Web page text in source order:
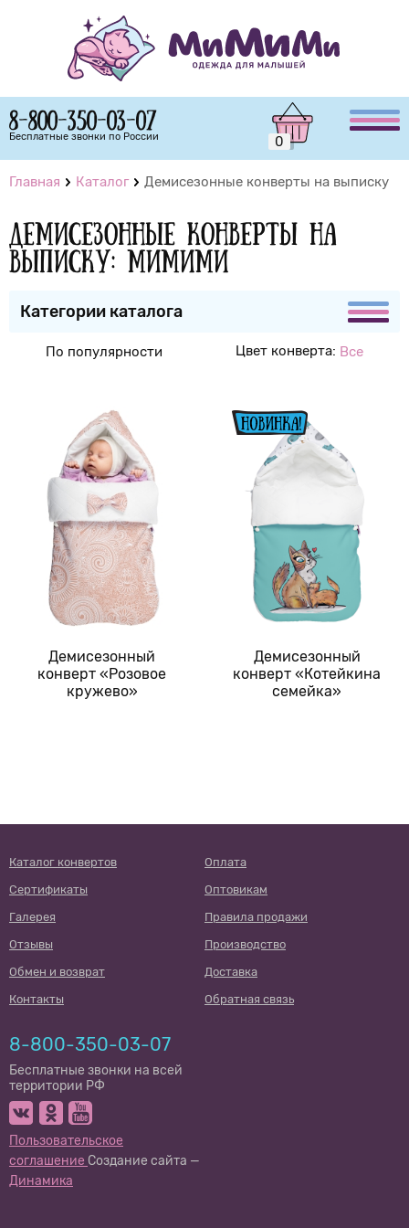
8-800-350-03-07
Бесплатные звонки по России 0
Главная Каталог Демисезонные конверты на выписку
Демисезонные конверты на
выписку: МиМиМи
Категории каталога
По популярности Цвет конверта: Все
Демисезонный
конверт «Розовое
кружево»
Демисезонный
конверт «Котейкина
семейка»
Каталог конвертов
Оплата
Сертификаты
Оптовикам
Галерея
Правила продажи
Отзывы
Производство
Обмен и возврат
Доставка
Контакты
Обратная связь
8-800-350-03-07
Бесплатные звонки на всей
территории РФ
Пользовательское
соглашение Создание сайта —
Динамика